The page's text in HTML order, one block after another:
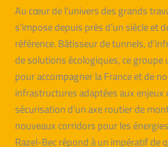
Au cœur de l’univers des grands
s’impose depuis près d’un siècle et
référence. Bâtisseur de tunnels,
de solutions écologiques, ce
pour accompagner la France et de
infrastructures adaptées aux enjeux
sécurisation d’un axe routier de
nouveaux corridors pour les
Razel-Bec répond à un impératif de